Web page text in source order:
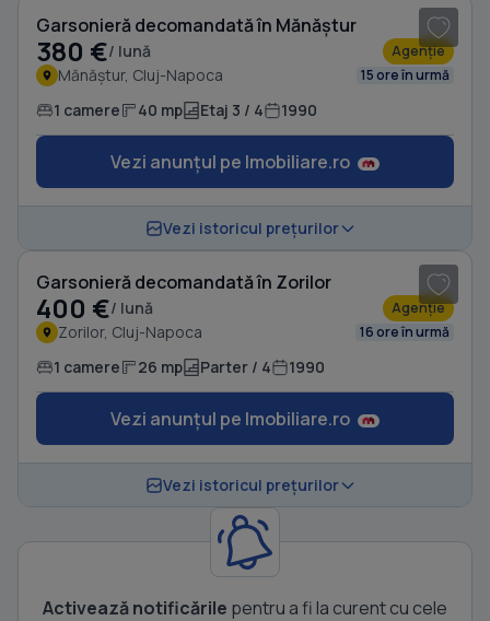
Garsonieră decomandată în Mănăștur
380 €/ lună Agenție
Mănăștur, Cluj-Napoca 15 ore în urmă
1 camere 40 mp Etaj 3 / 4 1990
Vezi anunțul pe Imobiliare.ro
Vezi istoricul prețurilor
Garsonieră decomandată în Zorilor
400 €/ lună Agenție
Zorilor, Cluj-Napoca 16 ore în urmă
1 camere 26 mp Parter / 4 1990
Vezi anunțul pe Imobiliare.ro
Vezi istoricul prețurilor
Activează notificările pentru a fi la curent cu cele